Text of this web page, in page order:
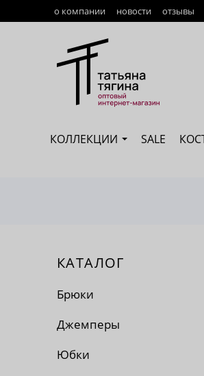
о компании
Доставка
Возврат
новости отзывы
КОЛЛЕКЦИИ SALE
КАТАЛОГ
Брюки
Джемперы
Юбки